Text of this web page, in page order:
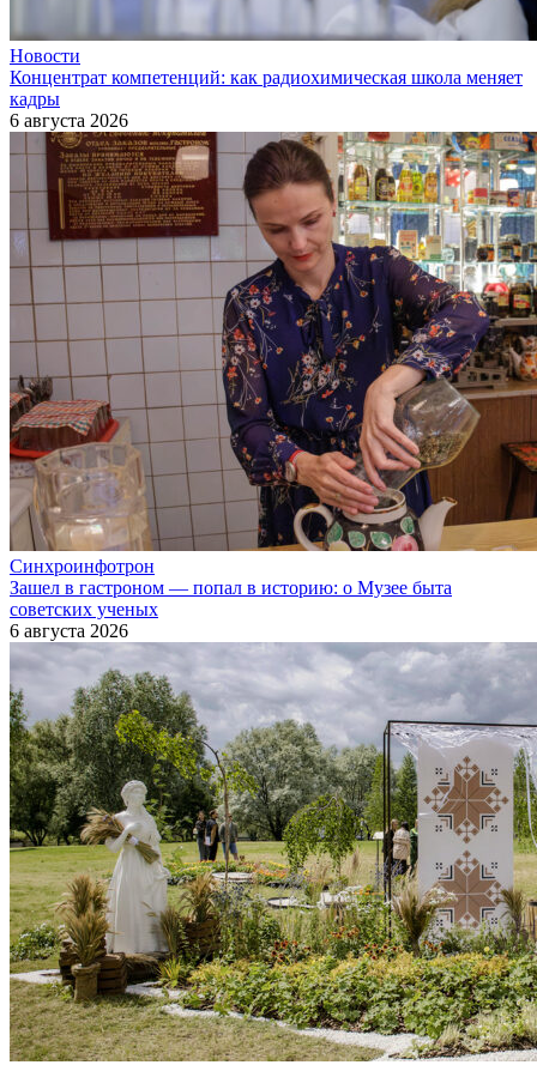
Новости
Концентрат компетенций: как радиохимическая школа меняет
кадры
6 августа 2026
Синхроинфотрон
Зашел в гастроном — попал в историю: о Музее быта
советских ученых
6 августа 2026